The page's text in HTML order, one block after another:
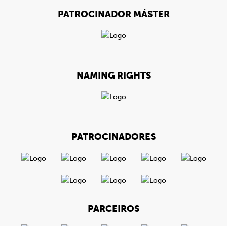
PATROCINADOR MÁSTER
NAMING RIGHTS
PATROCINADORES
PARCEIROS